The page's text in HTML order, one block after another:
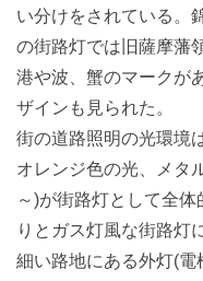
い分けをされている。
の街路灯では旧薩摩藩
港や波、蟹のマークが
ザインも見られた。
街の道路照明の光環境
オレンジ色の光、メタ
～)が街路灯として全
りとガス灯風な街路灯
細い路地にある外灯(電